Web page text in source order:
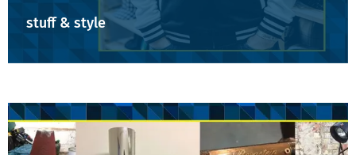
stuff & style